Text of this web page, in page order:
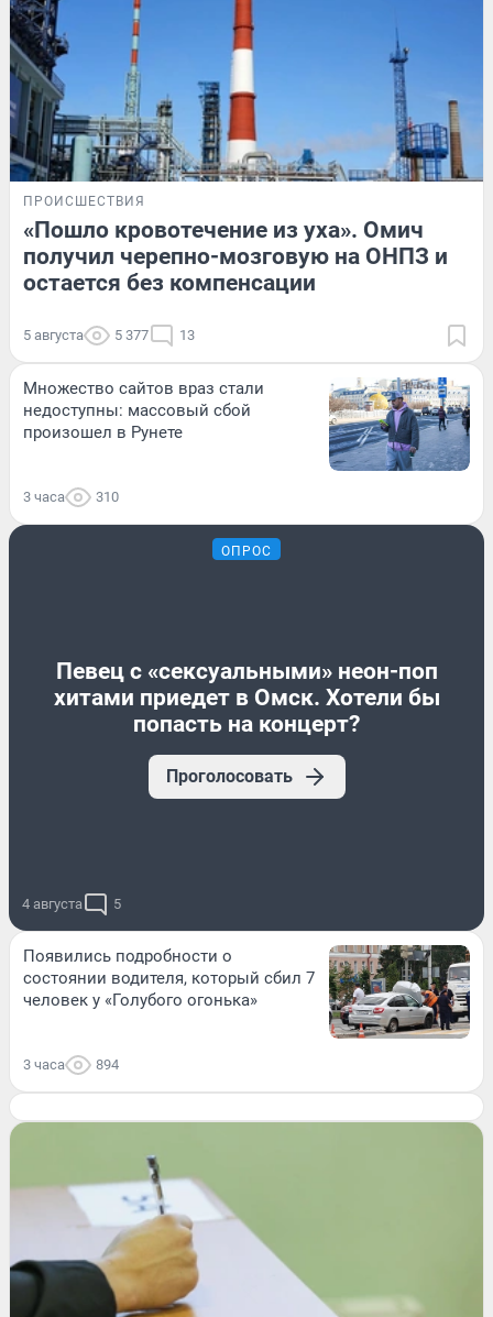
ПРОИСШЕСТВИЯ
«Пошло кровотечение из уха». Омич
получил черепно-мозговую на ОНПЗ и
остается без компенсации
5 августа 5 377 13
Множество сайтов враз стали
недоступны: массовый сбой
произошел в Рунете
3 часа 310
ОПРОС
Певец с «сексуальными» неон-поп
хитами приедет в Омск. Хотели бы
попасть на концерт?
Проголосовать
4 августа 5
Появились подробности о
состоянии водителя, который сбил 7
человек у «Голубого огонька»
3 часа 894